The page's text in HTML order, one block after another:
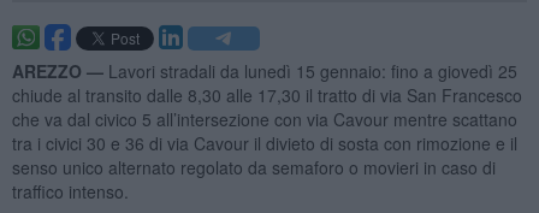
AREZZO — Lavori stradali da lunedì 15 gennaio: fino a giovedì 25
chiude al transito dalle 8,30 alle 17,30 il tratto di via San Francesco
che va dal civico 5 all’intersezione con via Cavour mentre scattano
tra i civici 30 e 36 di via Cavour il divieto di sosta con rimozione e il
senso unico alternato regolato da semaforo o movieri in caso di
traffico intenso.